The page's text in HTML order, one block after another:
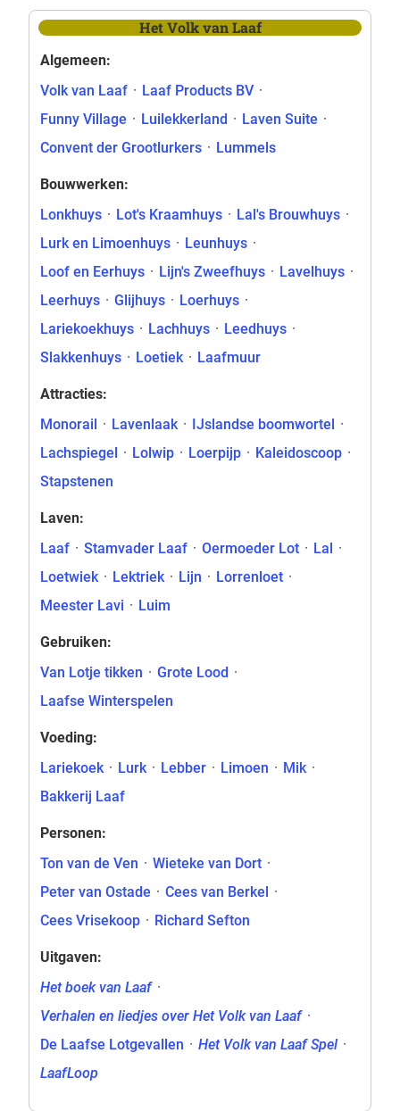
Het Volk van Laaf
Algemeen:
Volk van Laaf · Laaf Products BV ·
Funny Village · Luilekkerland · Laven Suite ·
Convent der Grootlurkers · Lummels
Bouwwerken:
Lonkhuys · Lot's Kraamhuys · Lal's Brouwhuys ·
Lurk en Limoenhuys · Leunhuys ·
Loof en Eerhuys · Lijn's Zweefhuys · Lavelhuys ·
Leerhuys · Glijhuys · Loerhuys ·
Lariekoekhuys · Lachhuys · Leedhuys ·
Slakkenhuys · Loetiek · Laafmuur
Attracties:
Monorail
· Lavenlaak · IJslandse boomwortel
·
Lachspiegel
· Lolwip · Loerpijp · Kaleidoscoop ·
Stapstenen
Laven:
Laaf · Stamvader Laaf · Oermoeder Lot · Lal
·
Loetwiek · Lektriek · Lijn · Lorrenloet ·
Meester Lavi · Luim
Gebruiken:
Van Lotje tikken · Grote Lood ·
Laafse Winterspelen
Voeding:
Lariekoek · Lurk · Lebber · Limoen · Mik ·
Bakkerij Laaf
Personen:
Ton van de Ven · Wieteke van Dort ·
Peter van Ostade · Cees van Berkel
·
Cees Vrisekoop · Richard Sefton
Uitgaven:
Het boek van Laaf ·
Verhalen en liedjes over Het Volk van Laaf ·
De Laafse Lotgevallen · Het Volk van Laaf Spel ·
LaafLoop